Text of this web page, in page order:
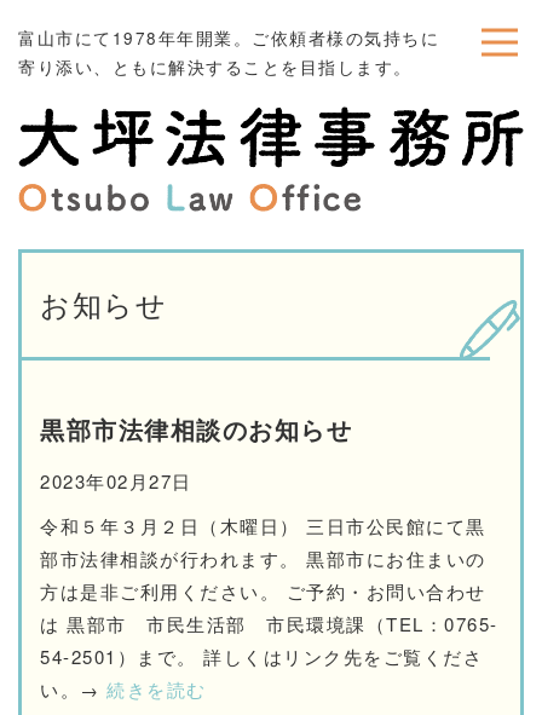
富山市にて1978年年開業。ご依頼者様の気持ちに
寄り添い、ともに解決することを目指します。
お知らせ
黒部市法律相談のお知らせ
2023年02月27日
令和５年３月２日（木曜日） 三日市公民館にて黒
部市法律相談が行われます。 黒部市にお住まいの
方は是非ご利用ください。 ご予約・お問い合わせ
は 黒部市 市民生活部 市民環境課（TEL：0765-
54-2501）まで。 詳しくはリンク先をご覧くださ
い。→ 続きを読む